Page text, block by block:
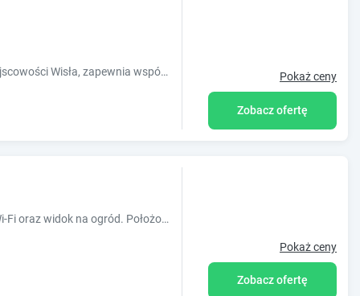
Obiekt Willa Marmolada, położony w miejscowości Wisła, zapewnia wspólny salon, bezpłatne Wi-Fi i wspólną kuchnię. Odległość ważnych miejs Pokaż ceny
Zobacz ofertę
Obiekt Przy kominku oferuje bezpłatne Wi-Fi oraz widok na ogród. Położony jest on w miejscowości Wisła. Odległość ważnych miejsc od obiektu:
Pokaż ceny
Zobacz ofertę